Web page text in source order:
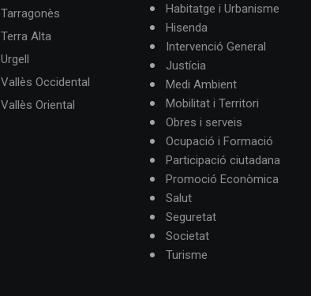
Tarragonès
Terra Alta
Urgell
Vallès Occidental
Vallès Oriental
Habitatge i Urbanisme
Hisenda
Intervenció General
Justícia
Medi Ambient
Mobilitat i Territori
Obres i serveis
Ocupació i Formació
Participació ciutadana
Promoció Econòmica
Salut
Seguretat
Societat
Turisme